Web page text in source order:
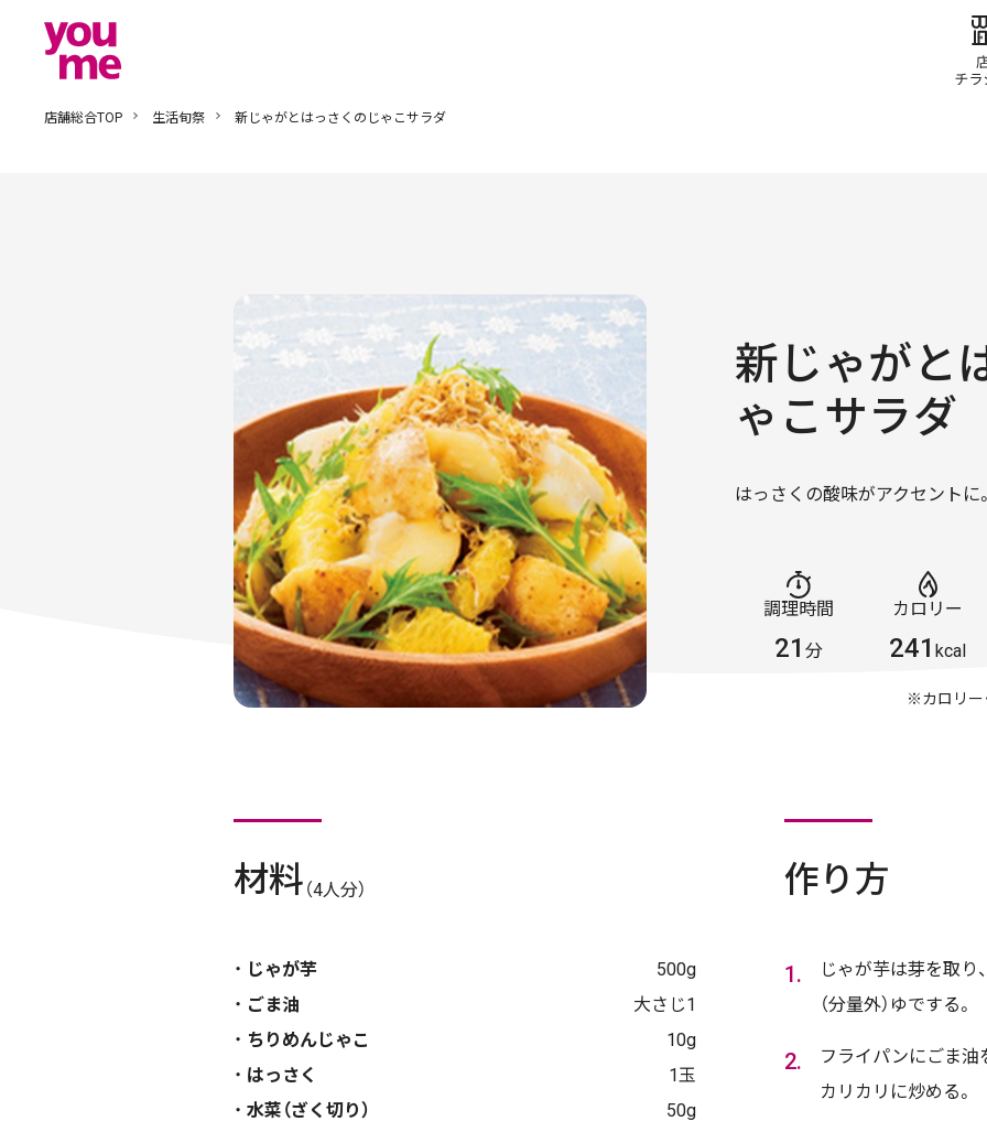
店舗総合TOP 生活旬祭 新じゃがとはっさくのじゃこサラダ
新じゃがと
ゃこサラダ
はっさくの酸味がアクセントに
調理時間
21分
カロリー
241 kcal
※カロリー
材料 （4人分）
じゃが芋
500g
ごま油
大さじ1
ちりめんじゃこ
10g
はっさく
1玉
水菜（ざく切り）
50g
作り方
じゃが芋は芽を取り
（分量外）ゆでする。
フライパンにごま
カリカリに炒める。